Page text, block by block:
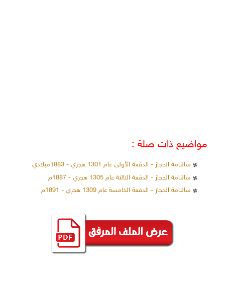
مواضيع ذات صلة :
سالنامة الحجاز - الدفعة الأولى عام 1301 هجري - 1883ميلادي
سالنامة الحجاز - الدفعة الثالثة عام 1305 هجري - 1887م
سالنامة الحجاز - الدفعة الخامسة عام 1309 هجري - 1891م